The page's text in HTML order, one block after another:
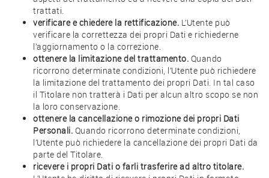
trattati.
verificare e chiedere la rettificazione. L’Utente può
verificare la correttezza dei propri Dati e richiederne
l’aggiornamento o la correzione.
ottenere la limitazione del trattamento. Quando
ricorrono determinate condizioni, l’Utente può richiedere
la limitazione del trattamento dei propri Dati. In tal caso
il Titolare non tratterà i Dati per alcun altro scopo se non
la loro conservazione.
ottenere la cancellazione o rimozione dei propri Dati
Personali. Quando ricorrono determinate condizioni,
l’Utente può richiedere la cancellazione dei propri Dati da
parte del Titolare.
ricevere i propri Dati o farli trasferire ad altro titolare.